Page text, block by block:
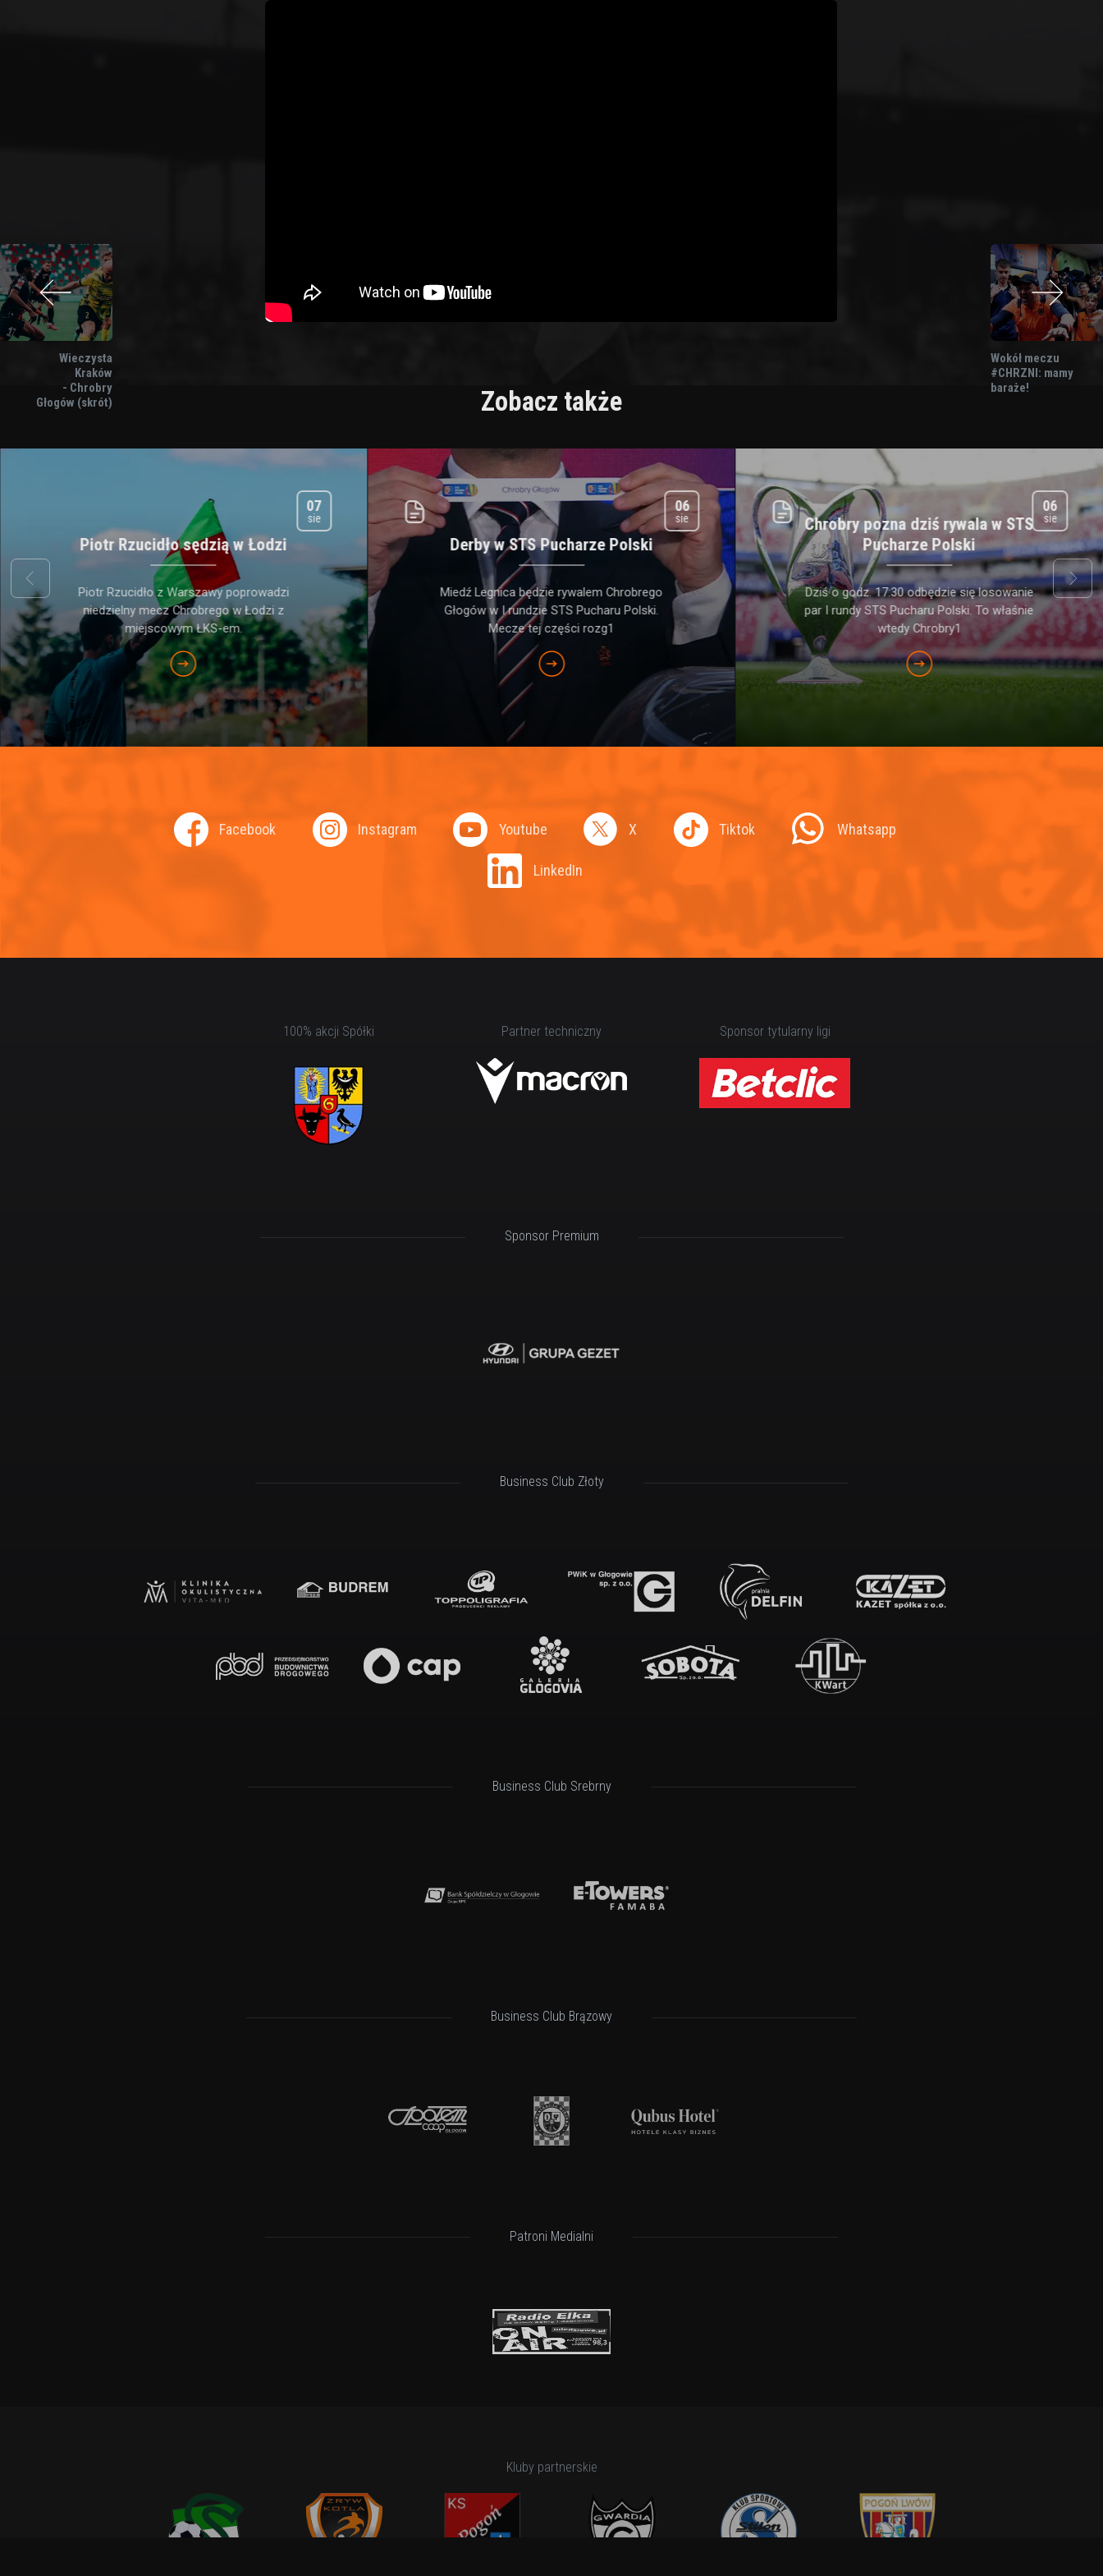
Wieczysta
Kraków
- Chrobry
Głogów (skrót)
Wokół meczu
#CHRZNI: mamy
baraże!
Zobacz także
next
07
sie
Piotr Rzucidło sędzią w Łodzi
Piotr Rzucidło z Warszawy poprowadzi
niedzielny mecz Chrobrego w Łodzi z
miejscowym ŁKS-em.
06
sie
Derby w STS Pucharze Polski
Miedź Legnica będzie rywalem Chrobrego
Głogów w I rundzie STS Pucharu Polski.
Mecze tej części rozg1
06
sie
Chrobry pozna dziś rywala w STS
Pucharze Polski
Dziś o godz. 17:30 odbędzie się losowanie
par I rundy STS Pucharu Polski. To właśnie
wtedy Chrobry1
Facebook Instagram Youtube X Tiktok Whatsapp
LinkedIn
100% akcji Spółki Partner techniczny Sponsor tytularny ligi
Sponsor Premium
Business Club Złoty
Business Club Srebrny
Business Club Brązowy
Patroni Medialni
Kluby partnerskie